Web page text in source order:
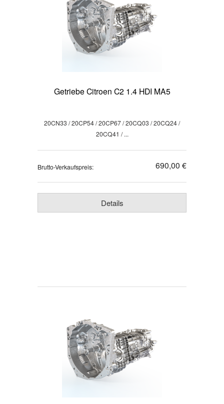
Getriebe Citroen C2 1.4 HDI MA5
20CN33 / 20CP54 / 20CP67 / 20CQ03 / 20CQ24 /
20CQ41 / ...
Brutto-Verkaufspreis: 690,00 €
Details